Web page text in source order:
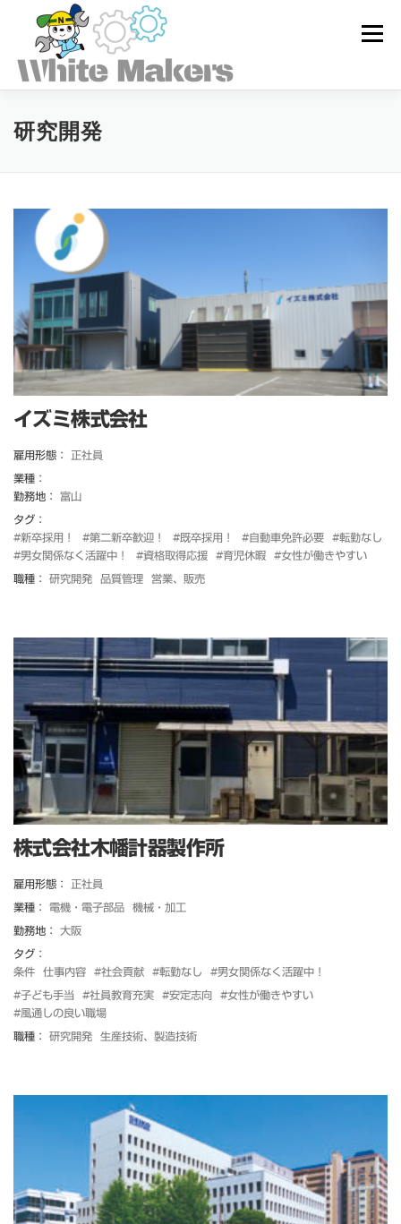
メニュー
研究開発
イズミ株式会社
雇用形態： 正社員
業種：
勤務地：
富山
タグ：
#新卒採用！
#第二新卒歓迎！ #既卒採用！ #自動車免許必要
#転勤なし
#男女関係なく活躍中！
#資格取得応援 #育児休暇 #女性が働きやすい
職種： 研究開発 品質管理 営業、販売
株式会社木幡計器製作所
雇用形態： 正社員
業種： 電機・電子部品 機械・加工
勤務地： 大阪
タグ：
条件
仕事内容 #社会貢献 #転勤なし #男女関係なく活躍中！
#子ども手当 #社員教育充実 #安定志向
#女性が働きやすい
#風通しの良い職場
職種： 研究開発 生産技術、製造技術